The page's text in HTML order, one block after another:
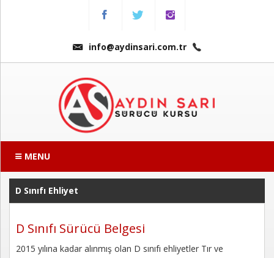
info@aydinsari.com.tr
MENU
D Sınıfı Ehliyet
D Sınıfı Sürücü Belgesi
2015 yılına kadar alınmış olan D sınıfı ehliyetler Tır ve
Fiyatlarımız
Kursumuzdan
Ders
Videoları
Sınav
Soruları